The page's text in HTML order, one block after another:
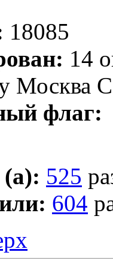
18085
14
Москва
флаг:
525
604